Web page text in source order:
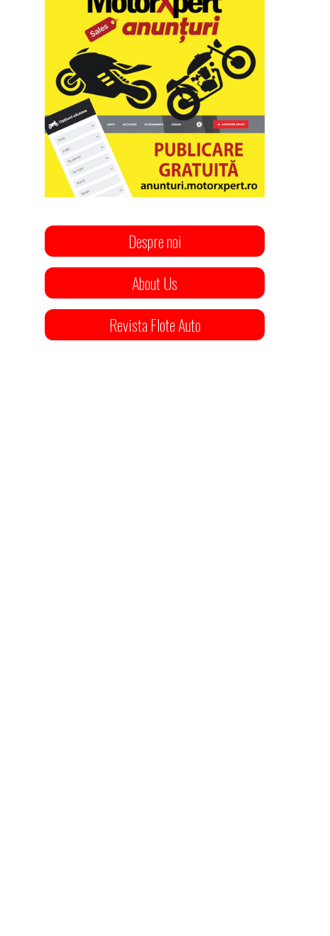
Despre noi
About Us
Revista Flote Auto